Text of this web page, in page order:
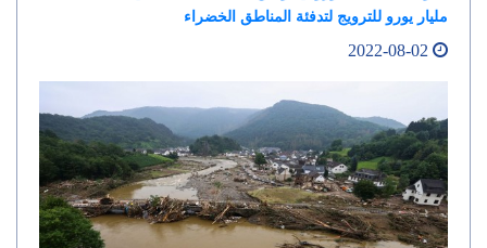
مليار يورو للترويج لتدفئة المناطق الخضراء